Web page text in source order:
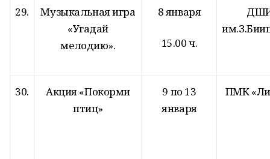
29.
Музыкальная игра
«Угадай
мелодию».
8 января
15.00 ч.
30.
Акция «Покорми
птиц»
9 по 13
января
ПМК